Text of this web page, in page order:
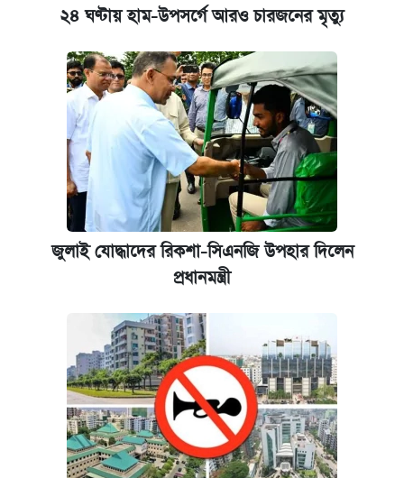
২৪ ঘণ্টায় হাম-উপসর্গে আরও চারজনের মৃত্যু
জুলাই যোদ্ধাদের রিকশা-সিএনজি উপহার দিলেন
প্রধানমন্ত্রী